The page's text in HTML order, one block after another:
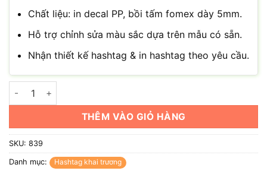
Chất liệu: in decal PP, bồi tấm fomex dày 5mm.
Hỗ trợ chỉnh sửa màu sắc dựa trên mẫu có sẵn.
Nhận thiết kế hashtag & in hashtag theo yêu cầu.
Hashtag tiền vào đầy túi số lượng
THÊM VÀO GIỎ HÀNG
SKU: 839
Danh mục: Hashtag khai trương